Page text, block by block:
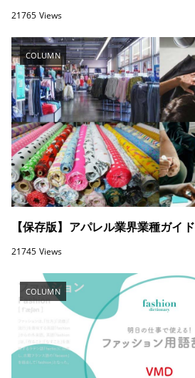
21765 Views
COLUMN
【保存版】アパレル業界業種ガイド
21745 Views
COLUMN